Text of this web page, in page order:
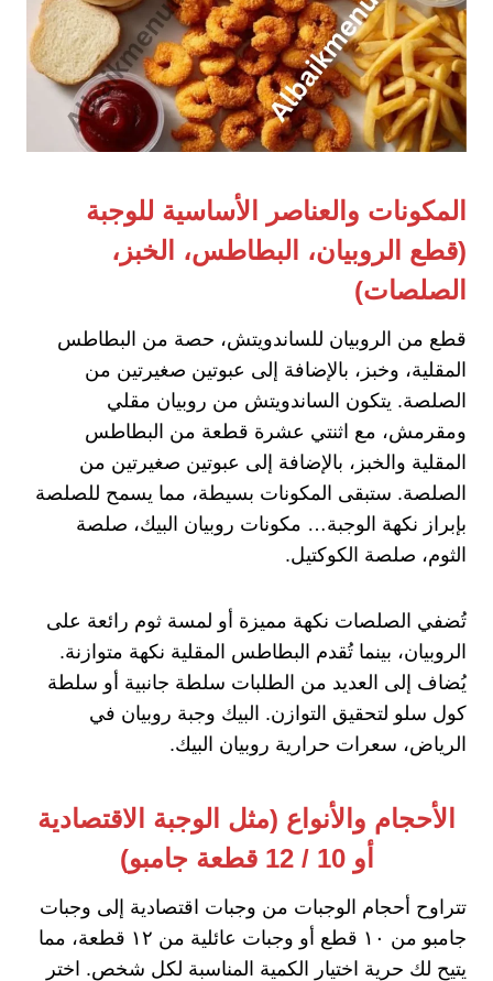
المكونات والعناصر الأساسية للوجبة
(قطع الروبيان، البطاطس، الخبز،
الصلصات)
قطع من الروبيان للساندويتش، حصة من البطاطس
المقلية، وخبز، بالإضافة إلى عبوتين صغيرتين من
الصلصة. يتكون الساندويتش من روبيان مقلي
ومقرمش، مع اثنتي عشرة قطعة من البطاطس
المقلية والخبز، بالإضافة إلى عبوتين صغيرتين من
الصلصة. ستبقى المكونات بسيطة، مما يسمح للصلصة
بإبراز نكهة الوجبة… مكونات روبيان البيك، صلصة
الثوم، صلصة الكوكتيل.
تُضفي الصلصات نكهة مميزة أو لمسة ثوم رائعة على
الروبيان، بينما تُقدم البطاطس المقلية نكهة متوازنة.
يُضاف إلى العديد من الطلبات سلطة جانبية أو سلطة
كول سلو لتحقيق التوازن. البيك وجبة روبيان في
الرياض، سعرات حرارية روبيان البيك.
الأحجام والأنواع (مثل الوجبة الاقتصادية
أو 10 / 12 قطعة جامبو)
تتراوح أحجام الوجبات من وجبات اقتصادية إلى وجبات
جامبو من ١٠ قطع أو وجبات عائلية من ١٢ قطعة، مما
يتيح لك حرية اختيار الكمية المناسبة لكل شخص. اختر